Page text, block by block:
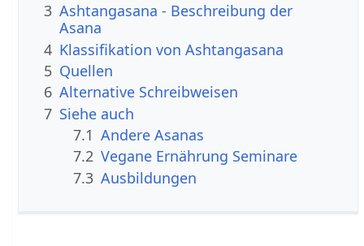
3 Ashtangasana - Beschreibung der
Asana
4 Klassifikation von Ashtangasana
5 Quellen
6 Alternative Schreibweisen
7 Siehe auch
7.1 Andere Asanas
7.2 Vegane Ernährung Seminare
7.3 Ausbildungen